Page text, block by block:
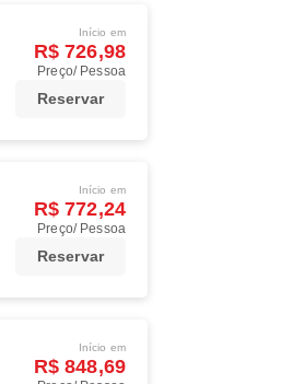
Início em
R$ 726,98
Preço/ Pessoa
Reservar
Início em
R$ 772,24
Preço/ Pessoa
Reservar
Início em
R$ 848,69